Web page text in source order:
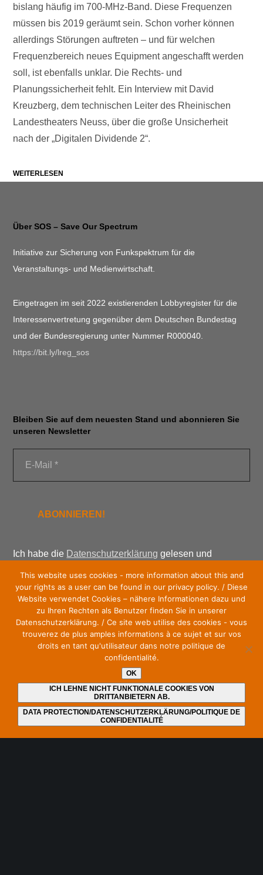
bislang häufig im 700-MHz-Band. Diese Frequenzen
müssen bis 2019 geräumt sein. Schon vorher können
allerdings Störungen auftreten – und für welchen
Frequenzbereich neues Equipment angeschafft werden
soll, ist ebenfalls unklar. Die Rechts- und
Planungssicherheit fehlt. Ein Interview mit David
Kreuzberg, dem technischen Leiter des Rheinischen
Landestheaters Neuss, über die große Unsicherheit
nach der „Digitalen Dividende 2“.
WEITERLESEN
Über SOS – Save Our Spectrum
Initiative zur Sicherung von Funkspektrum für die
Veranstaltungs- und Medienwirtschaft.
Eingetragen im seit 2022 existierenden Lobbyregister für die
Interessenvertretung gegenüber dem Deutschen Bundestag
und der Bundesregierung unter Nummer R000040.
https://bit.ly/lreg_sos
Bleiben Sie auf dem neuesten Stand und abonnieren Sie
unseren Newsletter
Ich habe die Datenschutzerklärung gelesen und
Abbestellung des Newsletters widerrufen. Ein
Abmeldelink ist am Ende jedes Newsletters enthalten.
Werde Unterstützer unserer Initiative – ohne Kosten.
Einfach den Newsletter abonnieren (kostenfrei).
This website uses cookies - more information about this and
your rights as a user can be found in our privacy policy. / Diese
Website verwendet Cookies – nähere Informationen dazu und
zu Ihren Rechten als Benutzer finden Sie in unserer
Datenschutzerklärung. / Ce site web utilise des cookies - vous
trouverez de plus amples informations à ce sujet et sur vos
droits en tant qu'utilisateur dans notre politique de
confidentialité.
OK
ICH LEHNE NICHT FUNKTIONALE COOKIES VON
DRITTANBIETERN AB.
DATA PROTECTION/DATENSCHUTZERKLÄRUNG/POLITIQUE DE
CONFIDENTIALITÉ